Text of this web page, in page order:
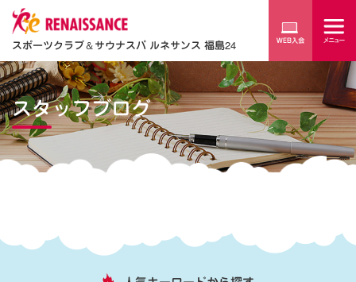
スポーツクラブ＆サウナスパ ルネサンス 福島24
スタッフブログ